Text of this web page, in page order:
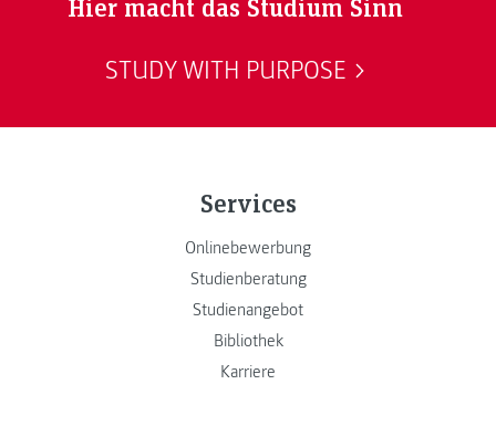
STUDY WITH PURPOSE
Services
Onlinebewerbung
Studienberatung
Studienangebot
Bibliothek
Karriere